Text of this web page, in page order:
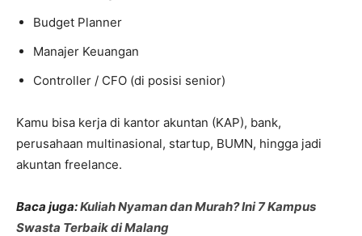
Budget Planner
Manajer Keuangan
Controller / CFO (di posisi senior)
Kamu bisa kerja di kantor akuntan (KAP), bank,
perusahaan multinasional, startup, BUMN, hingga jadi
akuntan freelance.
Baca juga:Kuliah Nyaman dan Murah? Ini 7 Kampus
Swasta Terbaik di Malang